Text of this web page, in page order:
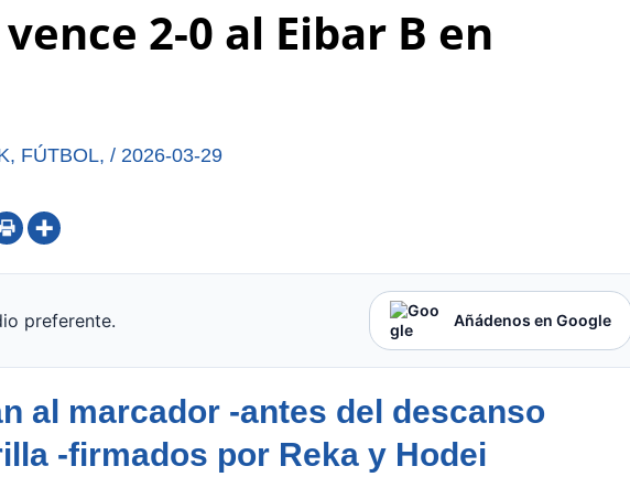
2-0 al Eibar B en
, FÚTBOL, / 2026-03-29
preferente. Añádenos en Google
al marcador -antes del descanso
-firmados por Reka y Hodei